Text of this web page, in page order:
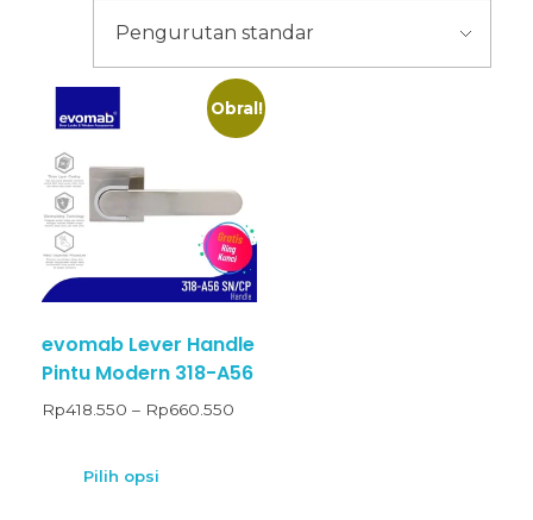
Obral!
evomab Lever Handle
Pintu Modern 318-A56
Rp418.550 – Rp660.550
Pilih opsi